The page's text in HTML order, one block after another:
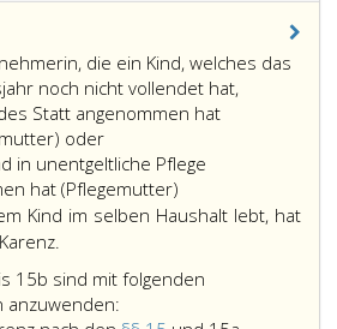
die ein Kind, welches das
noch nicht vollendet hat,
Statt angenommen hat
oder
in unentgeltliche Pflege
hat (Pflegemutter)
Kind im selben Haushalt lebt, hat
15b sind mit folgenden
anzuwenden: